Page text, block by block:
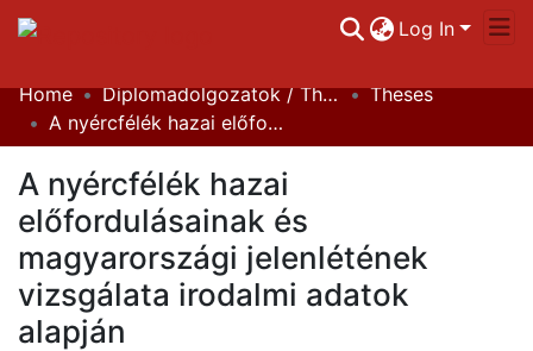
Log In
Communities & Collections
Statistics
Home Diplomadolgozatok / Theses
Theses
A nyércfélék hazai előfordulásainak és magyarországi jelenlétének vizsgálata irodalmi adatok alapján
A nyércfélék hazai
előfordulásainak és
magyarországi jelenlétének
vizsgálata irodalmi adatok
alapján